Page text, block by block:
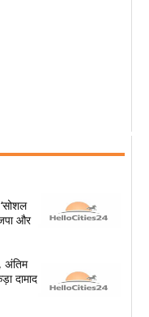
और
अंतिम
दामाद